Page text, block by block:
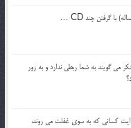
مي گويند به شما ربطي ندارد و به زور
كساني كه به سوي غفلت مي روند،